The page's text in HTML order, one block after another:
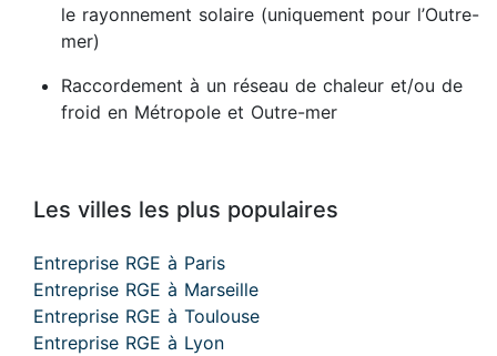
le rayonnement solaire (uniquement pour l’Outre-
mer)
Raccordement à un réseau de chaleur et/ou de
froid en Métropole et Outre-mer
Les villes les plus populaires
Entreprise RGE à Paris
Entreprise RGE à Marseille
Entreprise RGE à Toulouse
Entreprise RGE à Lyon